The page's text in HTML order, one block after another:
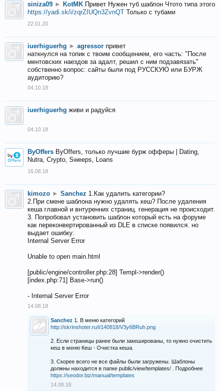
siniza09 ► KotMK Привет Нужен туб шаблон Чтото типа этого
https://yadi.sk/i/zqrZIUQn3ZvnQT Только с тубами
22.01.20
iuerhiguerhg ► agressor привет
наткнулся на топик с твоим сообщением, его часть: "После
ментовских наездов за адалт, решил с ним подзавязать"
собственно вопрос: сайты были под РУССКУЮ или БУРЖ
аудиторию?
04.10.18
iuerhiguerhg живи и радуйся
04.10.18
ByOffers ByOffers, только лучшие бурж офферы | Dating,
Nutra, Crypto, Sweeps, Loans
16.08.18
kimozo ► Sanchez 1.Как удалить категории?
2.При смене шаблона нужно удалять кеш? После удаления
кеша главной и внтуренних страниц. генерация не происходит.
3. Попробовал установить шаблон который есть на форуме
как переконвертированный из DLE в списке появился. но
выдает ошибку:
Internal Server Error
Unable to open main.html
[public/engine/controller.php:28] Templ->render()
[index.php:71] Base->run()
- Internal Server Error
14.08.18
Sanchez 1. В меню категорий
http://skrinshoter.ru/i/140818/V3y6BRuh.png
2. Если страницы ранее были закешированы, то нужно очистить
кеш в меню Кеш - Очистка кеша.
3. Скорее всего не все файлы были загружены. Шаблоны
должны находится в папке public/view/templates/ . Подробнее
https://seodor.biz/manual/templates
14.08.18